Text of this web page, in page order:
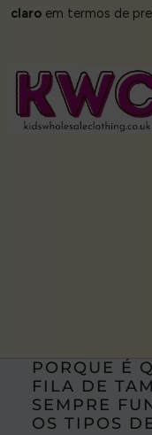
claro em termos de
PORQUE É
FILA DE
SEMPRE
OS TIPOS